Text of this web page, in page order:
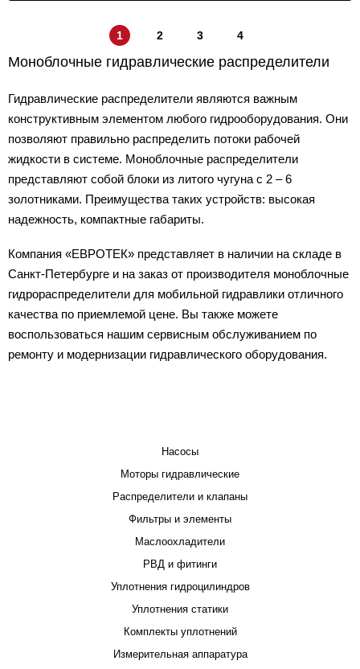
1 2 3 4
Моноблочные гидравлические распределители
Гидравлические распределители являются важным
конструктивным элементом любого гидрооборудования. Они
позволяют правильно распределить потоки рабочей
жидкости в системе. Моноблочные распределители
представляют собой блоки из литого чугуна с 2 – 6
золотниками. Преимущества таких устройств: высокая
надежность, компактные габариты.
Компания «ЕВРОТЕК» представляет в наличии на складе в
Санкт-Петербурге и на заказ от производителя моноблочные
гидрораспределители для мобильной гидравлики отличного
качества по приемлемой цене. Вы также можете
воспользоваться нашим сервисным обслуживанием по
ремонту и модернизации гидравлического оборудования.
Насосы
Моторы гидравлические
Распределители и клапаны
Фильтры и элементы
Маслоохладители
РВД и фитинги
Уплотнения гидроцилиндров
Уплотнения статики
Комплекты уплотнений
Измерительная аппаратура